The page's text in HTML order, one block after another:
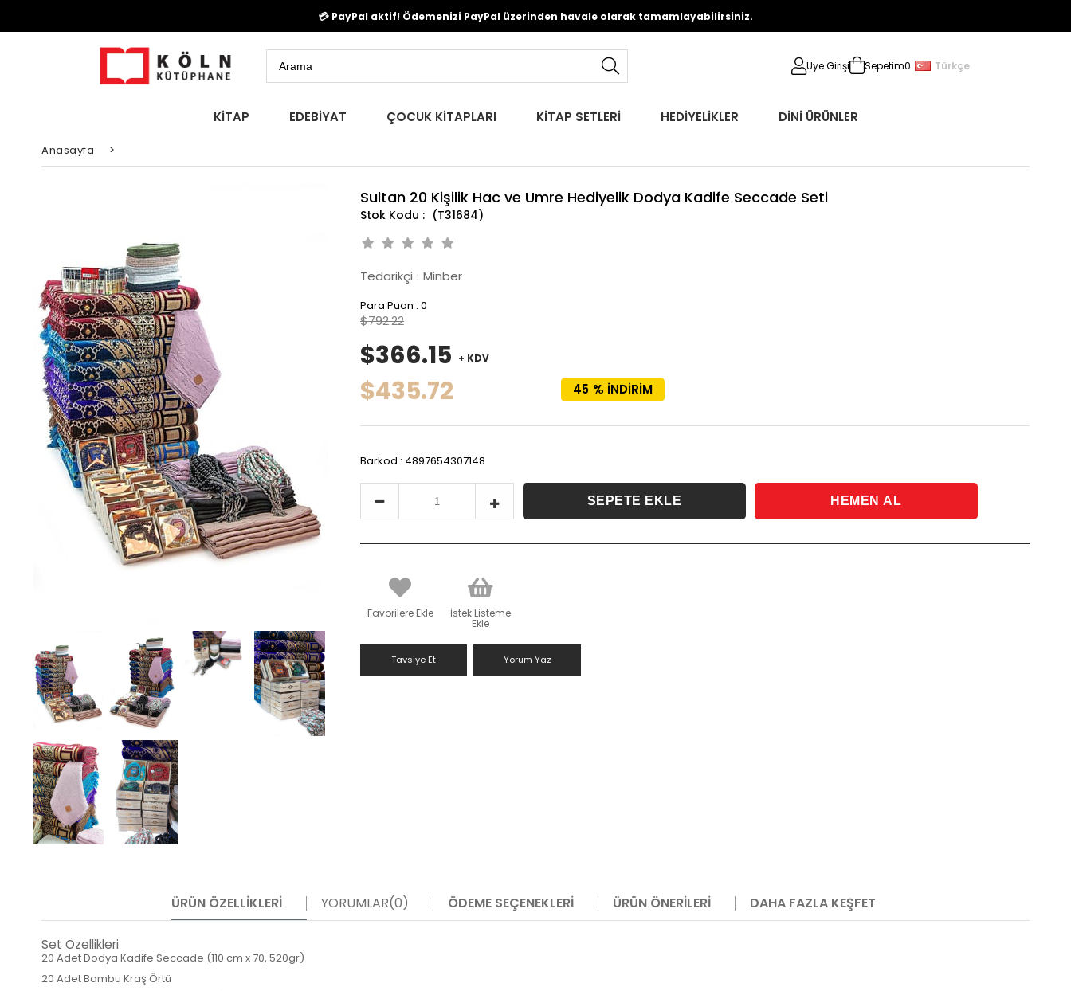
💳 PayPal aktif! Ödemenizi PayPal üzerinden havale olarak tamamlayabilirsiniz.
Üye Girişi Sepetim0 Türkçe
KİTAP EDEBİYAT ÇOCUK KİTAPLARI KİTAP SETLERİ HEDİYELİKLER DİNİ ÜRÜNLER
Anasayfa >
Sultan 20 Kişilik Hac ve Umre Hediyelik Dodya Kadife Seccade Seti
(T31684)
Tedarikçi : Minber
Para Puan : 0
%
45 İNDIRIM
$792.22
$366.15 + KDV
$435.72
Barkod : 4897654307148
Favorilere Ekle İstek Listeme
Ekle
Tavsiye Et Yorum Yaz
ÜRÜN ÖZELLIKLERI YORUMLAR(0) ÖDEME SEÇENEKLERI ÜRÜN ÖNERILERI DAHA FAZLA KEŞFET
Set Özellikleri
20 Adet Dodya Kadife Seccade (110 cm x 70, 520gr)
20 Adet Bambu Kraş Örtü